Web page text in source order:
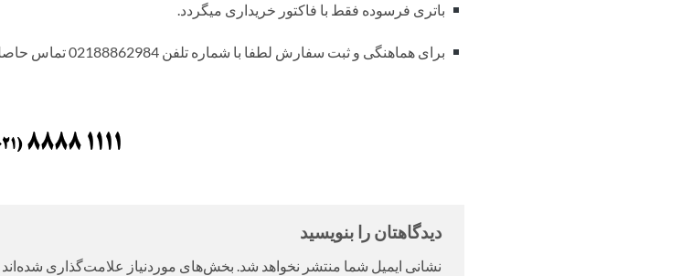
باتری فرسوده فقط با فاکتور خریداری میگردد.
برای هماهنگی و ثبت سفارش لطفا با شماره تلفن 02188862984 تماس حاصل فرمایید.
دیدگاهتان را بنویسید
نشانی ایمیل شما منتشر نخواهد شد. بخش‌های موردنیاز علامت‌گذاری شده‌اند